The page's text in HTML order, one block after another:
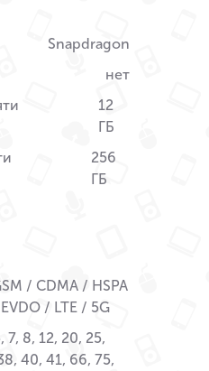
Snapdragon
нет
12
ГБ
256
ГБ
/ CDMA / HSPA
/ LTE / 5G
7, 8, 12, 20, 25,
40, 41, 66, 75,